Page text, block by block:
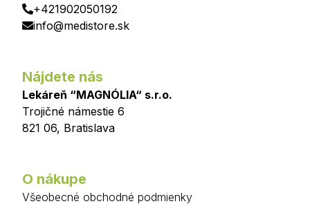
+421902050192
info@medistore.sk
Nájdete nás
Lekáreň “MAGNÓLIA“ s.r.o.
Trojičné námestie 6
821 06, Bratislava
O nákupe
Všeobecné obchodné podmienky